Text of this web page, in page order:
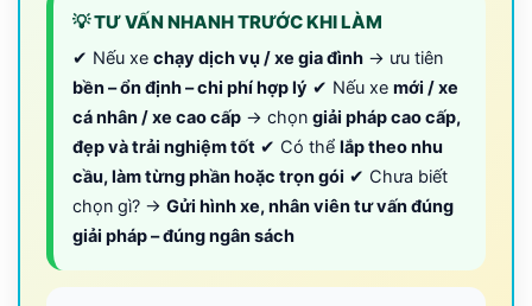
💡 TƯ VẤN NHANH TRƯỚC KHI LÀM
✔ Nếu xe chạy dịch vụ / xe gia đình → ưu tiên
bền – ổn định – chi phí hợp lý ✔ Nếu xe mới / xe
cá nhân / xe cao cấp → chọn giải pháp cao cấp,
đẹp và trải nghiệm tốt ✔ Có thể lắp theo nhu
cầu, làm từng phần hoặc trọn gói ✔ Chưa biết
chọn gì? → Gửi hình xe, nhân viên tư vấn đúng
giải pháp – đúng ngân sách